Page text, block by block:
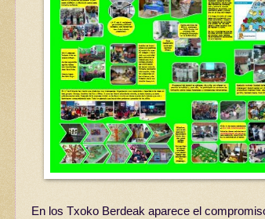
En los Txoko Berdeak aparece el